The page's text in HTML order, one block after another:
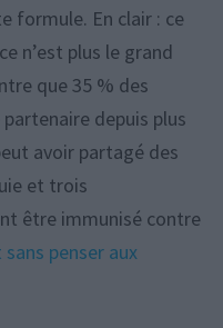
formule. En clair : ce
n’est plus le grand
que 35 % des
depuis plus
avoir partagé des
et trois
être immunisé contre
sans penser aux